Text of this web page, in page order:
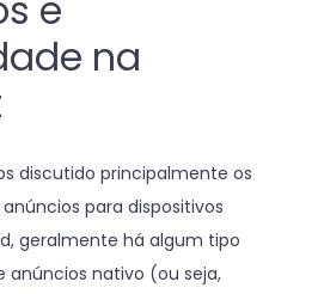
e
na
discutido principalmente os
para dispositivos
geralmente há algum tipo
anúncios nativo (ou seja,